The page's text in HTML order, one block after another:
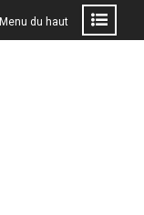
Menu du haut